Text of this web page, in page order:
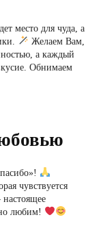
место для чуда, а
Желаем Вам,
а каждый
Обнимаем
чувствуется
любим!